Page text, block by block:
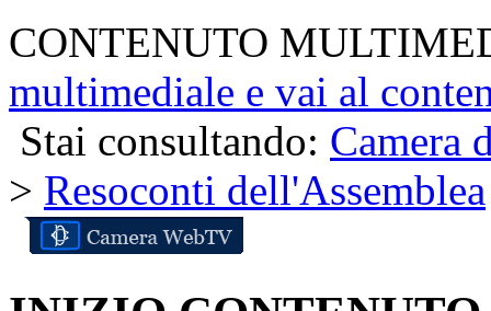
CONTENUTO
multimediale e vai al
Stai consultando: Camera
> Resoconti dell'Assemblea